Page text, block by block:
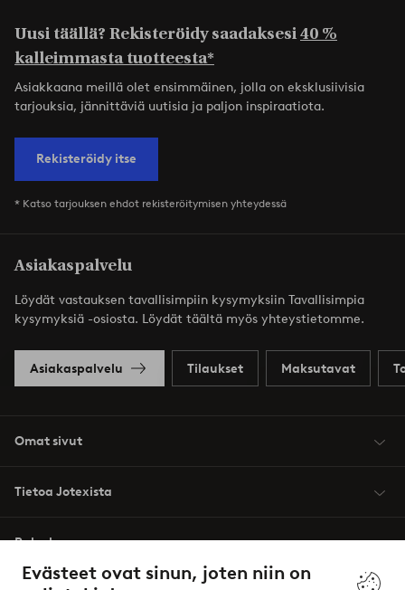
Evästeet ovat sinun, joten niin on
Uusi täällä? Rekisteröidy saadaksesi40 %
kalleimmasta tuotteesta*
Asiakkaana meillä olet ensimmäinen, jolla on eksklusiivisia
tarjouksia, jännittäviä uutisia ja paljon inspiraatiota.
Rekisteröidy itse
* Katso tarjouksen ehdot rekisteröitymisen yhteydessä
Asiakaspalvelu
Löydät vastauksen tavallisimpiin kysymyksiin Tavallisimpia
kysymyksiä -osiosta. Löydät täältä myös yhteystietomme.
Asiakaspalvelu Tilaukset Maksutavat
Omat sivut
Tietoa Jotexista
Palvelumme